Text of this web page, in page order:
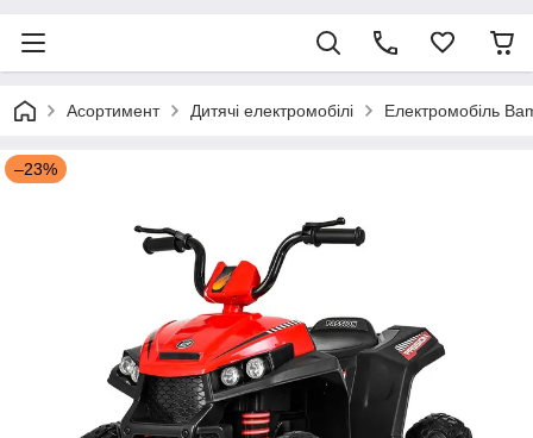
Асортимент Дитячі електромобілі Електромобіль
–23%